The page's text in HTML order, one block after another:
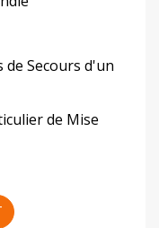
de Secours d'un
de Mise